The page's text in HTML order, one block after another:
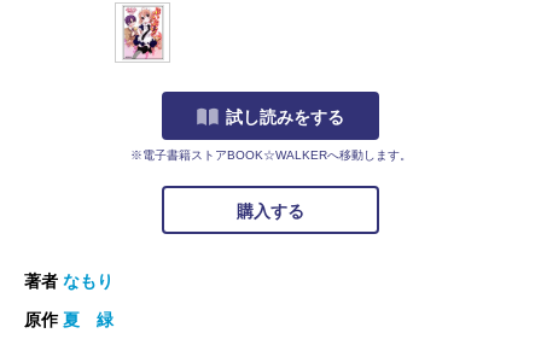
試し読みをする
※電子書籍ストアBOOK☆WALKERへ移動します。
購入する
著者 なもり
原作夏 緑